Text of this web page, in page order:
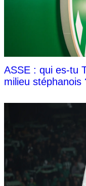
ASSE : qui es-tu
milieu stéphanois